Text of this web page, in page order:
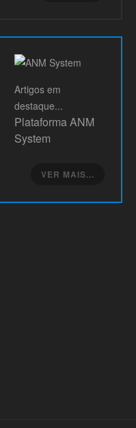
Artigos em
destaque...
Plataforma ANM
System
VER MAIS...